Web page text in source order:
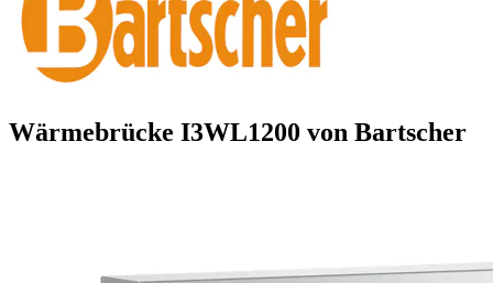
Wärmebrücke I3WL1200 von Bartscher